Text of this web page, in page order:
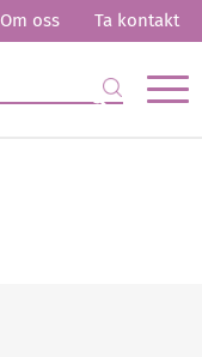
Om oss Ta kontakt